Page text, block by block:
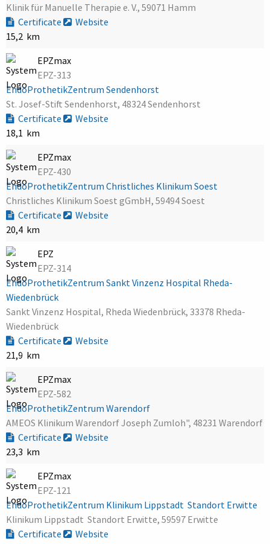
Klinik für Manuelle Therapie e. V., 59071 Hamm
Certificate
Website
15,2 km
EPZmax
EPZ-313
EndoProthetikZentrum Sendenhorst
St. Josef-Stift Sendenhorst, 48324 Sendenhorst
Certificate
Website
18,1 km
EPZmax
EPZ-430
EndoProthetikZentrum Christliches Klinikum Soest
Christliches Klinikum Soest gGmbH, 59494 Soest
Certificate
Website
20,4 km
EPZ
EPZ-314
EndoProthetikZentrum Sankt Vinzenz Hospital Rheda-
Wiedenbrück
Sankt Vinzenz Hospital, Rheda Wiedenbrück, 33378 Rheda-
Wiedenbrück
Certificate
Website
21,9 km
EPZmax
EPZ-582
EndoProthetikZentrum Warendorf
AMEOS Klinikum Warendorf Joseph Zumloh", 48231 Warendorf
Certificate
Website
23,3 km
EPZmax
EPZ-121
EndoProthetikZentrum Klinikum Lippstadt  Standort Erwitte
Klinikum Lippstadt  Standort Erwitte, 59597 Erwitte
Certificate
Website